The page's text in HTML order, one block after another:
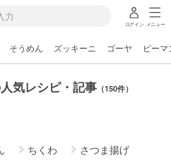
ログイン メニュー
そうめん ズッキーニ ゴーヤ ピーマ
気レシピ・記事 （150件）
ちくわ
さつま揚げ